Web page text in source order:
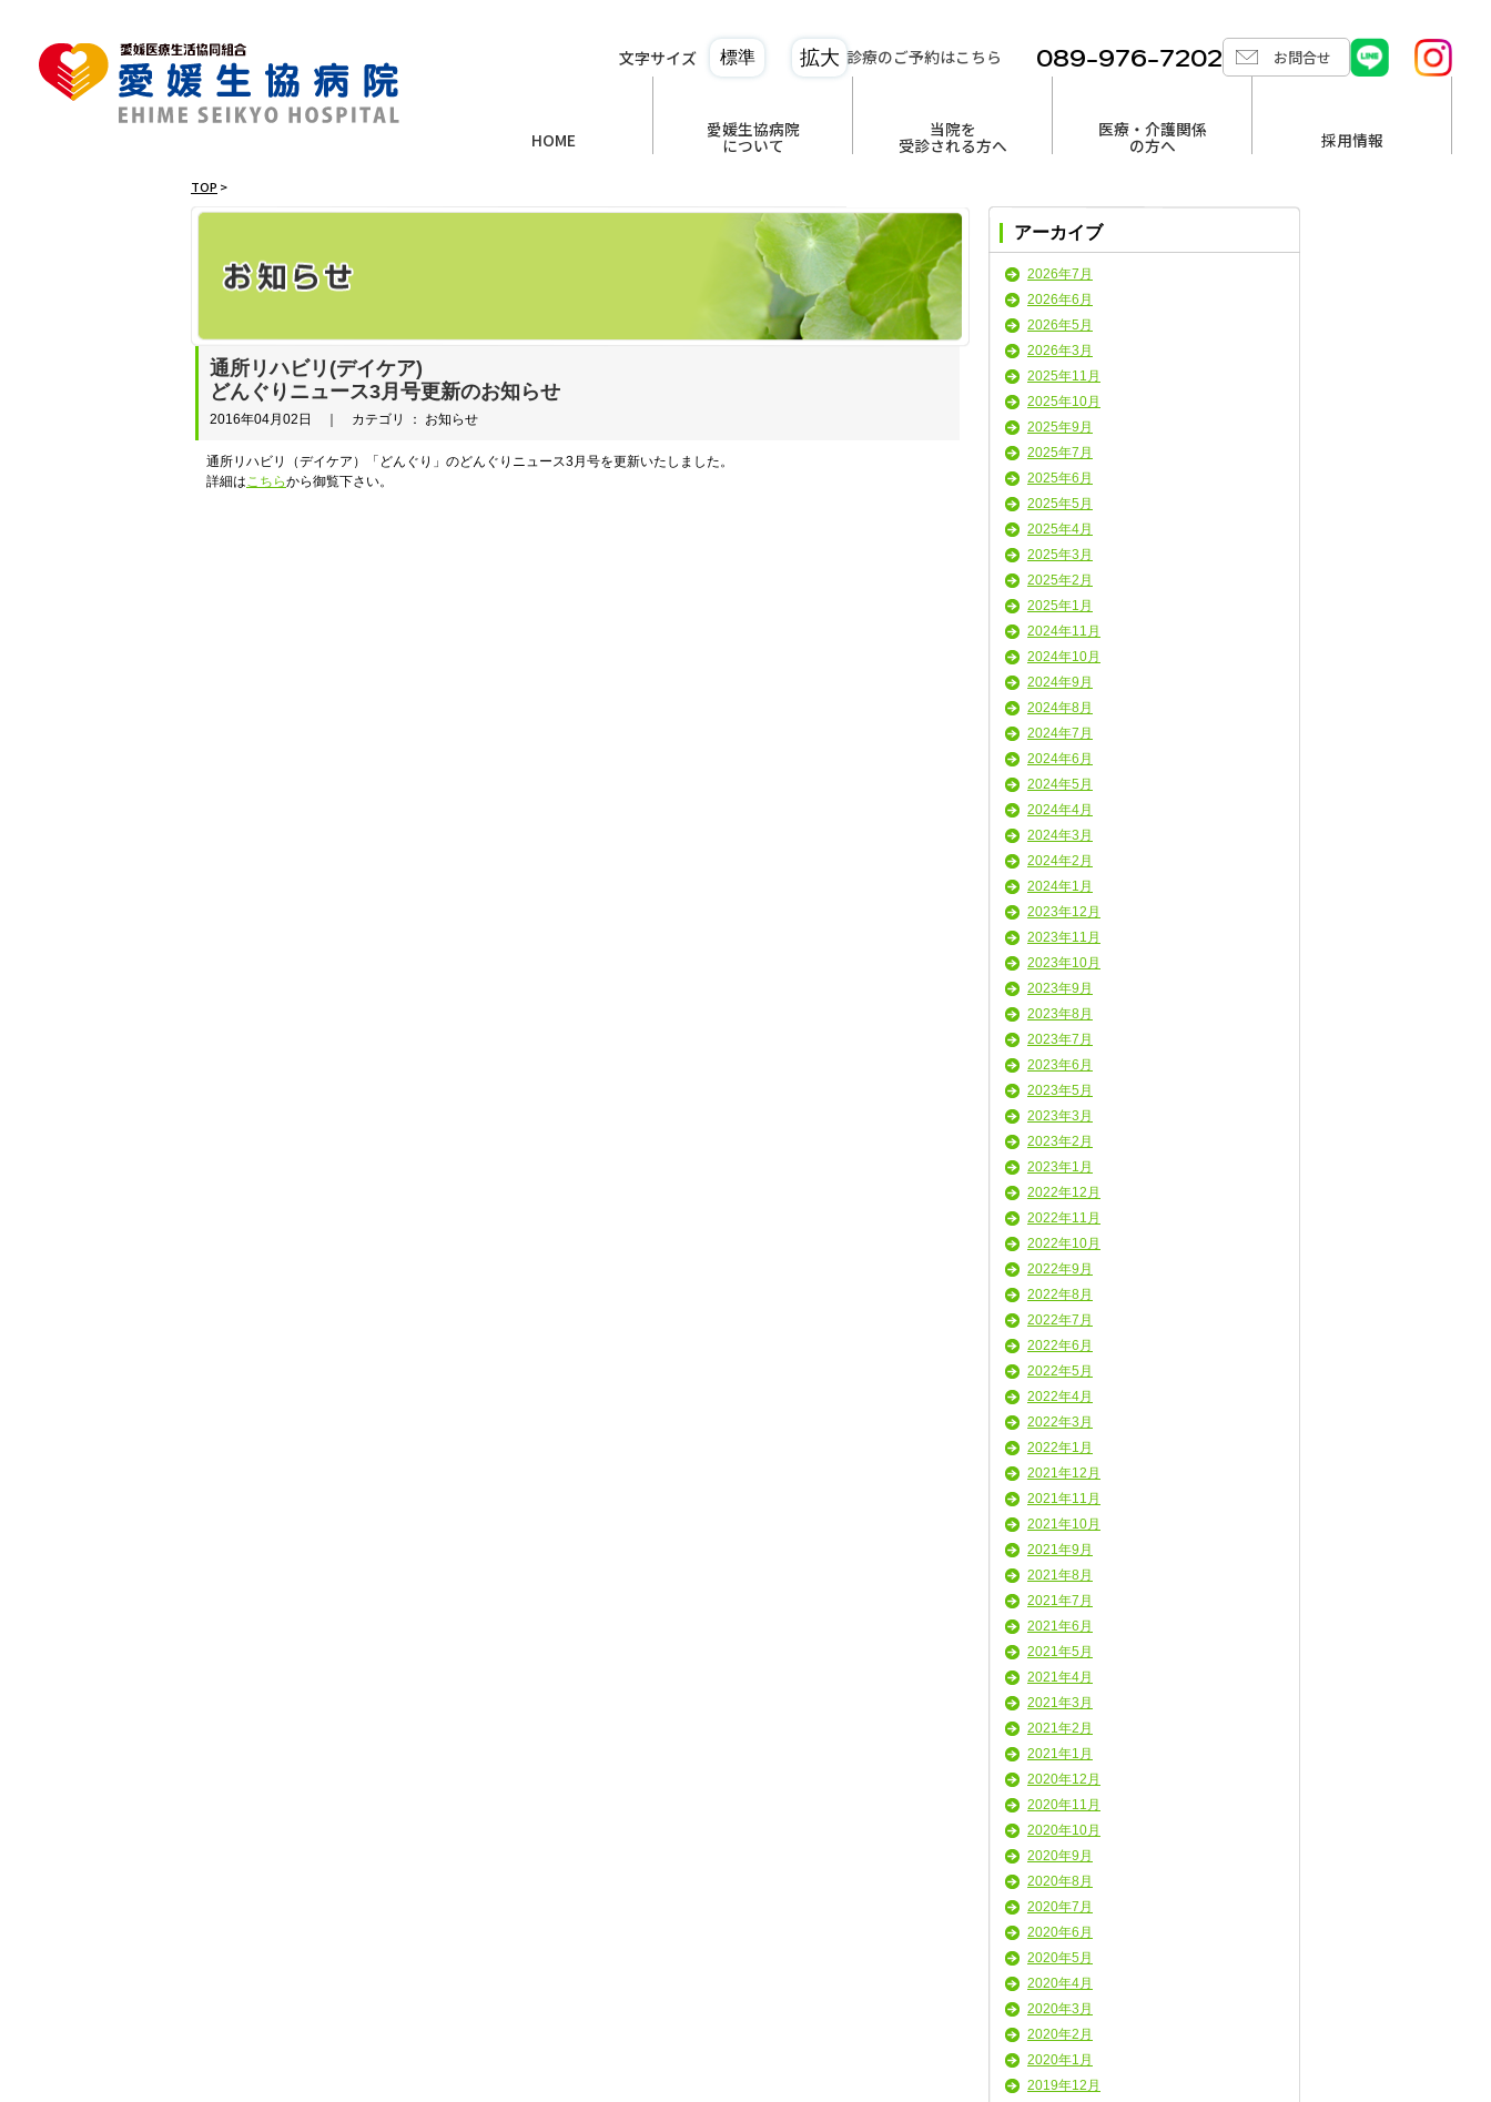
文字サイズ 標準 拡大 診療のご予約はこちら 089-976-7202 お問合せ
HOME 愛媛生協病院
について
当院を
受診される方へ
医療・介護関係
の方へ 採用情報
TOP >
通所リハビリ(デイケア)
どんぐりニュース3月号更新のお知らせ
2016年04月02日 ｜ カテゴリ ： お知らせ
通所リハビリ（デイケア）「どんぐり」のどんぐりニュース3月号を更新いたしました。
詳細はこちらから御覧下さい。
アーカイブ
2026年7月
2026年6月
2026年5月
2026年3月
2025年11月
2025年10月
2025年9月
2025年7月
2025年6月
2025年5月
2025年4月
2025年3月
2025年2月
2025年1月
2024年11月
2024年10月
2024年9月
2024年8月
2024年7月
2024年6月
2024年5月
2024年4月
2024年3月
2024年2月
2024年1月
2023年12月
2023年11月
2023年10月
2023年9月
2023年8月
2023年7月
2023年6月
2023年5月
2023年3月
2023年2月
2023年1月
2022年12月
2022年11月
2022年10月
2022年9月
2022年8月
2022年7月
2022年6月
2022年5月
2022年4月
2022年3月
2022年1月
2021年12月
2021年11月
2021年10月
2021年9月
2021年8月
2021年7月
2021年6月
2021年5月
2021年4月
2021年3月
2021年2月
2021年1月
2020年12月
2020年11月
2020年10月
2020年9月
2020年8月
2020年7月
2020年6月
2020年5月
2020年4月
2020年3月
2020年2月
2020年1月
2019年12月